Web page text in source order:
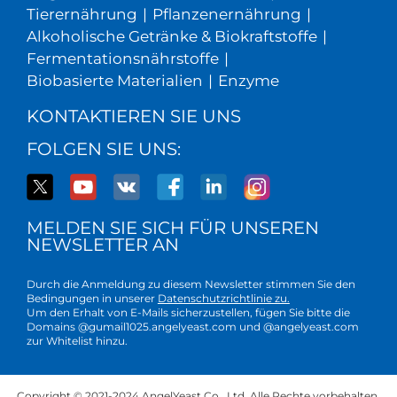
Tierernährung | Pflanzenernährung |
Alkoholische Getränke & Biokraftstoffe |
Fermentationsnährstoffe |
Biobasierte Materialien | Enzyme
KONTAKTIEREN SIE UNS
FOLGEN SIE UNS:
MELDEN SIE SICH FÜR UNSEREN
NEWSLETTER AN
Durch die Anmeldung zu diesem Newsletter stimmen Sie den
Bedingungen in unserer Datenschutzrichtlinie zu.
Um den Erhalt von E-Mails sicherzustellen, fügen Sie bitte die
Domains @gumail1025.angelyeast.com und @angelyeast.com
zur Whitelist hinzu.